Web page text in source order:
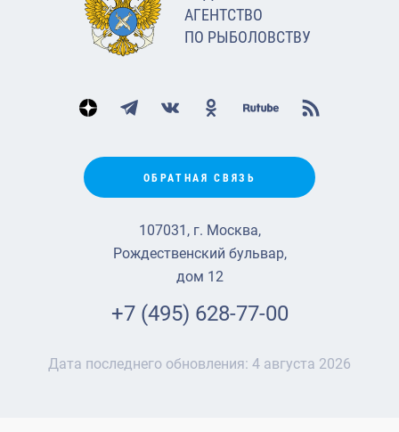
АГЕНТСТВО
ПО РЫБОЛОВСТВУ
ОБРАТНАЯ СВЯЗЬ
107031, г. Москва,
Рождественский бульвар,
дом 12
+7 (495) 628-77-00
Дата последнего обновления: 4 августа 2026